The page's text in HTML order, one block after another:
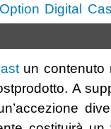
Digital
un contenuto
A